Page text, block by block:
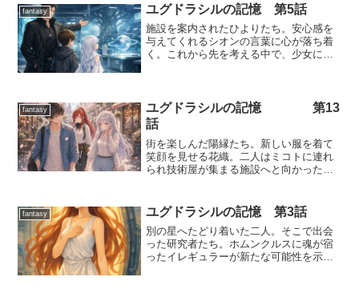
fantasy ユグドラシルの記憶 第5話
施設を案内されたひよりたち。安心感を
与えてくれるシオンの言葉に心が落ち着
く。これから先を考える中で、少女に変
fantasy
ユグドラシルの記憶 第13
話
街を楽しんだ陽縁たち。新しい服を着て
笑顔を見せる花織。二人はミコトに連れ
られ技術屋が集まる施設へと向かった。
fantasy ユグドラシルの記憶 第3話
別の星へたどり着いた二人。そこで出会
った研究者たち。ホムンクルスに魂が宿
ったイレギュラーが新たな可能性を示